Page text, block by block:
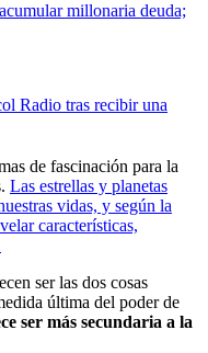
millonaria deuda;
Radio tras recibir una
de fascinación para la
Las estrellas y planetas
vidas, y según la
características,
ser las dos cosas
última del poder de
ser más secundaria a la